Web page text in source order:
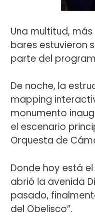
Una multitud,
bares estuvieron
parte del
De noche, la
mapping
monumento
el escenario
Orquesta de
Donde hoy está
abrió la avenida
pasado,
del Obelisco”.